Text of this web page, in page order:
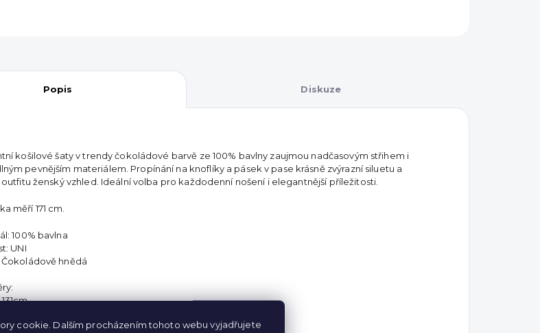
cookie. Dalším procházením tohoto webu vyjadřujete
Popis Diskuze
košilové šaty v trendy čokoládové barvě ze 100% bavlny zaujmou nadčasovým střihem i
pevnějším materiálem. Propínání na knoflíky a pásek v pase krásně zvýrazní siluetu a
ženský vzhled. Ideální volba pro každodenní nošení i elegantnější příležitosti.
měří 171 cm.
100% bavlna
UNI
Čokoládově hnědá